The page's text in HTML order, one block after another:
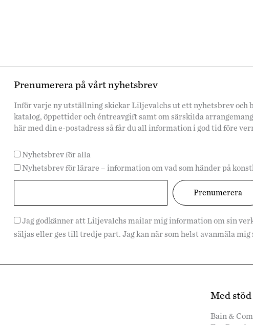
Prenumerera på vårt nyhetsbrev
Inför varje ny utställning skickar Liljevalchs ut ett nyhetsbrev och
katalog, öppettider och éntreavgift samt om särskilda
här med din e-postadress så får du all information i god tid före
Nyhetsbrev för alla
Nyhetsbrev för lärare – information om vad som händer på
Jag godkänner att Liljevalchs mailar mig information om sin
säljas eller ges till tredje part. Jag kan när som helst avanmäla
Med stöd
Bain &